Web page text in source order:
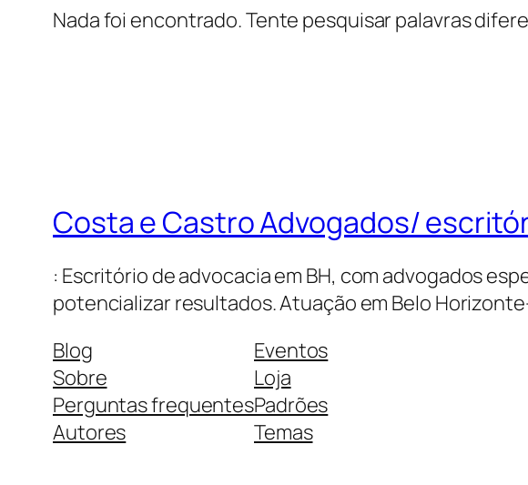
Nada foi encontrado. Tente pesquisar palavras
Costa e Castro Advogados/
: Escritório de advocacia em BH, com advogados
potencializar resultados. Atuação em Belo
Blog
Sobre
Perguntas frequentes
Autores
Eventos
Loja
Padrões
Temas